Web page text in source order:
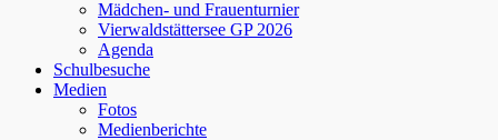
Mädchen- und Frauenturnier
Vierwaldstättersee GP 2026
Agenda
Schulbesuche
Medien
Fotos
Medienberichte